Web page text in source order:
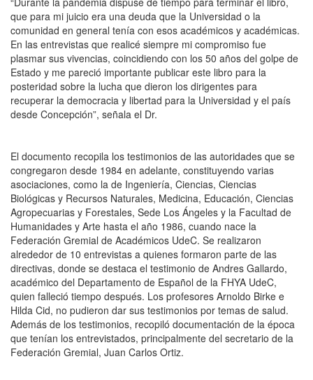
que para mi juicio era una deuda que la Universidad o la
comunidad en general tenía con esos académicos y académicas.
En las entrevistas que realicé siempre mi compromiso fue
plasmar sus vivencias, coincidiendo con los 50 años del golpe de
Estado y me pareció importante publicar este libro para la
posteridad sobre la lucha que dieron los dirigentes para
recuperar la democracia y libertad para la Universidad y el país
desde Concepción”, señala el Dr.
El documento recopila los testimonios de las autoridades que se
congregaron desde 1984 en adelante, constituyendo varias
asociaciones, como la de Ingeniería, Ciencias, Ciencias
Biológicas y Recursos Naturales, Medicina, Educación, Ciencias
Agropecuarias y Forestales, Sede Los Ángeles y la Facultad de
Humanidades y Arte hasta el año 1986, cuando nace la
Federación Gremial de Académicos UdeC. Se realizaron
alrededor de 10 entrevistas a quienes formaron parte de las
directivas, donde se destaca el testimonio de Andres Gallardo,
académico del Departamento de Español de la FHYA UdeC,
quien falleció tiempo después. Los profesores Arnoldo Birke e
Hilda Cid, no pudieron dar sus testimonios por temas de salud.
Además de los testimonios, recopiló documentación de la época
que tenían los entrevistados, principalmente del secretario de la
Federación Gremial, Juan Carlos Ortiz.